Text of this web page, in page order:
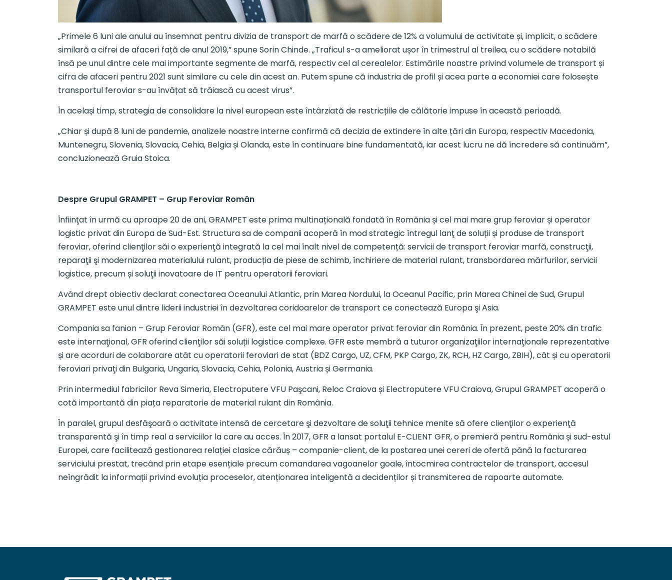
„Primele 6 luni ale anului au însemnat pentru divizia de transport de marfă o scădere de 12% a volumului de activitate și, implicit, o scădere
similară a cifrei de afaceri față de anul 2019,” spune Sorin Chinde. „Traficul s-a ameliorat ușor în trimestrul al treilea, cu o scădere notabilă
însă pe unul dintre cele mai importante segmente de marfă, respectiv cel al cerealelor. Estimările noastre privind volumele de transport și
cifra de afaceri pentru 2021 sunt similare cu cele din acest an. Putem spune că industria de profil și acea parte a economiei care folosește
transportul feroviar s-au învățat să trăiască cu acest virus”.
În același timp, strategia de consolidare la nivel european este întârziată de restricțiile de călătorie impuse în această perioadă.
„Chiar și după 8 luni de pandemie, analizele noastre interne confirmă că decizia de extindere în alte țări din Europa, respectiv Macedonia,
Muntenegru, Slovenia, Slovacia, Cehia, Belgia și Olanda, este în continuare bine fundamentată, iar acest lucru ne dă încredere să continuăm”,
concluzionează Gruia Stoica.
Despre Grupul GRAMPET – Grup Feroviar Român
Înfiinţat în urmă cu aproape 20 de ani, GRAMPET este prima multinațională fondată în România și cel mai mare grup feroviar și operator
logistic privat din Europa de Sud-Est. Structura sa de companii acoperă în mod strategic întregul lanţ de soluții și produse de transport
feroviar, oferind clienţilor săi o experienţă integrată la cel mai înalt nivel de competență: servicii de transport feroviar marfă, construcţii,
reparaţii şi modernizarea materialului rulant, producția de piese de schimb, închiriere de material rulant, transbordarea mărfurilor, servicii
logistice, precum și soluţii inovatoare de IT pentru operatorii feroviari.
Având drept obiectiv declarat conectarea Oceanului Atlantic, prin Marea Nordului, la Oceanul Pacific, prin Marea Chinei de Sud, Grupul
GRAMPET este unul dintre liderii industriei în dezvoltarea coridoarelor de transport ce conectează Europa şi Asia.
Compania sa fanion – Grup Feroviar Român (GFR), este cel mai mare operator privat feroviar din România. În prezent, peste 20% din trafic
este internaţional, GFR oferind clienţilor săi soluții logistice complexe. GFR este membră a tuturor organizaţiilor internaţionale reprezentative
și are acorduri de colaborare atât cu operatorii feroviari de stat (BDZ Cargo, UZ, CFM, PKP Cargo, ZK, RCH, HZ Cargo, ZBIH), cât și cu operatorii
feroviari privaţi din Bulgaria, Ungaria, Slovacia, Cehia, Polonia, Austria și Germania.
Prin intermediul fabricilor Reva Simeria, Electroputere VFU Paşcani, Reloc Craiova și Electroputere VFU Craiova, Grupul GRAMPET acoperă o
cotă importantă din piața reparatorie de material rulant din România.
În paralel, grupul desfăşoară o activitate intensă de cercetare şi dezvoltare de soluţii tehnice menite să ofere clienţilor o experienţă
transparentă şi în timp real a serviciilor la care au acces. În 2017, GFR a lansat portalul E-CLIENT GFR, o premieră pentru România și sud-estul
Europei, care facilitează gestionarea relației clasice cărăuș – companie-client, de la postarea unei cereri de ofertă până la facturarea
serviciului prestat, trecând prin etape esențiale precum comandarea vagoanelor goale, întocmirea contractelor de transport, accesul
neîngrădit la informații privind evoluția proceselor, atenționarea inteligentă a decidenților și transmiterea de rapoarte automate.